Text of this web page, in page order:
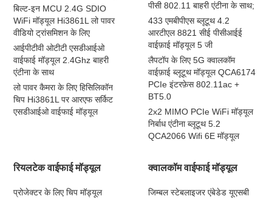
बिल्ट-इन MCU 2.4G SDIO
WiFi मॉड्यूल Hi3861L लो पावर
वीडियो ट्रांसमिशन के लिए
आईपीटीवी ओटीटी एसडीआईओ
वाईफाई मॉड्यूल 2.4Ghz बाहरी
एंटीना के साथ
लो पावर कैमरा के लिए हिसिलिकॉन
चिप Hi3861L पर आरएफ सर्किट
एसडीआईओ वाईफाई मॉड्यूल
पीसी 802.11 बाहरी एंटीना के साथ;
433 एमबीपीएस ब्लूटूथ 4.2
आरटीएल 8821 सीई पीसीआईई
वाईफ़ाई मॉड्यूल 5 जी
लैपटॉप के लिए 5G क्वालकॉम
वाईफ़ाई ब्लूटूथ मॉड्यूल QCA6174
PCIe इंटरफ़ेस 802.11ac +
BT5.0
2x2 MIMO PCIe WiFi मॉड्यूल
निर्बाध एंटीना ब्लूटूथ 5.2
QCA2066 Wifi 6E मॉड्यूल
रियलटेक वाईफाई मॉड्यूल
प्रोजेक्टर के लिए चिप मॉड्यूल
क्वालकॉम वाईफाई मॉड्यूल
जिम्बल स्टेबलाइजर एंबेडेड यूएसबी